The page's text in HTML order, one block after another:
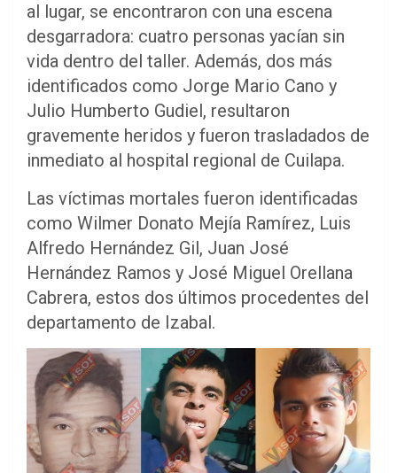
al lugar, se encontraron con una escena
desgarradora: cuatro personas yacían sin
vida dentro del taller. Además, dos más
identificados como Jorge Mario Cano y
Julio Humberto Gudiel, resultaron
gravemente heridos y fueron trasladados de
inmediato al hospital regional de Cuilapa.
Las víctimas mortales fueron identificadas
como Wilmer Donato Mejía Ramírez, Luis
Alfredo Hernández Gil, Juan José
Hernández Ramos y José Miguel Orellana
Cabrera, estos dos últimos procedentes del
departamento de Izabal.